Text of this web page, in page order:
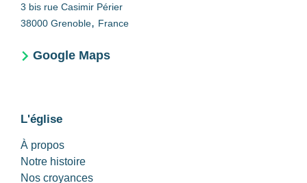
3 bis rue Casimir Périer
38000 Grenoble, France
Google Maps
L'église
À propos
Notre histoire
Nos croyances